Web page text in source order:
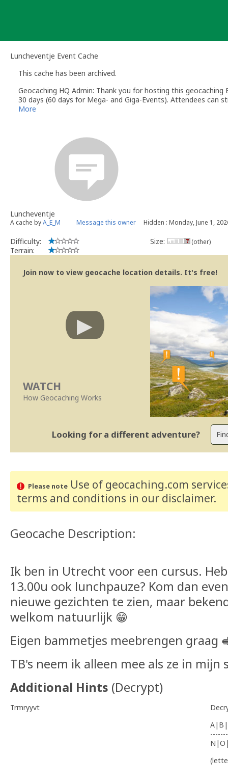
Luncheventje Event Cache
This cache has been archived.
Geocaching HQ Admin: Thank you for hosting this
30 days (60 days for Mega- and Giga-Events). Attendees can
More
Luncheventje
A cache byA_E_M Message this owner Hidden : Monday, June 1,
Difficulty:
Terrain:
Size: (other)
Join now to view geocache location details. It's free!
WATCH
How Geocaching Works
Looking for a different adventure?
Please noteUse of geocaching.com
terms and conditions in our disclaimer.
Geocache Description:
Ik ben in Utrecht voor een cursus.
13.00u ook lunchpauze? Kom dan
nieuwe gezichten te zien, maar
welkom natuurlijk 😁
Eigen bammetjes meebrengen graag
TB's neem ik alleen mee als ze in mijn
Additional Hints (Decrypt)
Trmryyvt